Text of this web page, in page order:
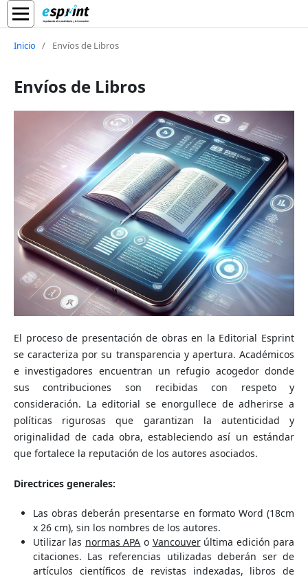
Inicio / Envíos de Libros
Envíos de Libros
El proceso de presentación de obras en la Editorial Esprint
se caracteriza por su transparencia y apertura. Académicos
e investigadores encuentran un refugio acogedor donde
sus contribuciones son recibidas con respeto y
consideración. La editorial se enorgullece de adherirse a
políticas rigurosas que garantizan la autenticidad y
originalidad de cada obra, estableciendo así un estándar
que fortalece la reputación de los autores asociados.
Directrices generales:
Las obras deberán presentarse en formato Word (18cm
x 26 cm), sin los nombres de los autores.
Utilizar las normas APA o Vancouverúltima edición para
citaciones. Las referencias utilizadas deberán ser de
artículos científicos de revistas indexadas, libros de